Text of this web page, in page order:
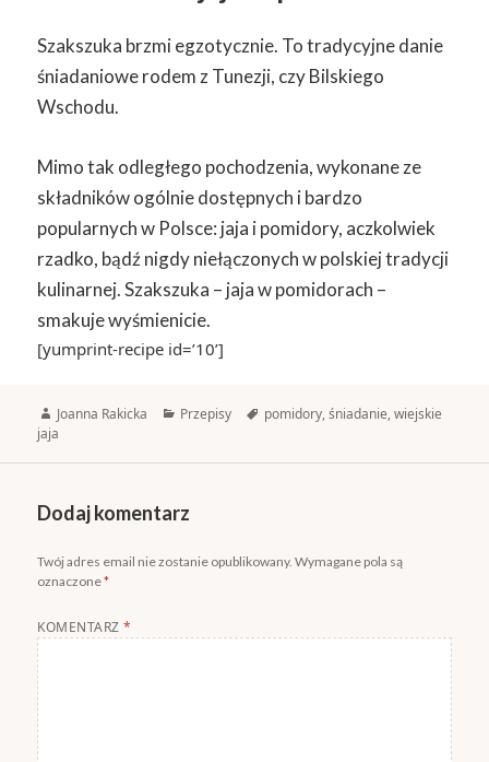
Szakszuka brzmi egzotycznie. To tradycyjne danie
śniadaniowe rodem z Tunezji, czy Bilskiego
Wschodu.
Mimo tak odległego pochodzenia, wykonane ze
składników ogólnie dostępnych i bardzo
popularnych w Polsce: jaja i pomidory, aczkolwiek
rzadko, bądź nigdy niełączonych w polskiej tradycji
kulinarnej. Szakszuka – jaja w pomidorach –
smakuje wyśmienicie.
[yumprint-recipe id=’10’]
Autor
Joanna Rakicka Kategorie
Przepisy Tagi
pomidory,śniadanie,wiejskie
jaja
Dodaj komentarz
Twój adres email nie zostanie opublikowany. Wymagane pola są
oznaczone*
KOMENTARZ*